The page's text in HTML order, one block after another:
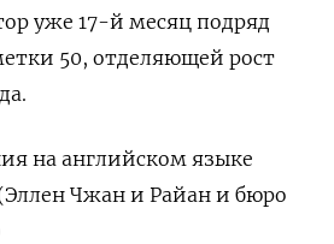
уже 17-й месяц подряд
50, отделяющей рост
на английском языке
Чжан и Райан и бюро